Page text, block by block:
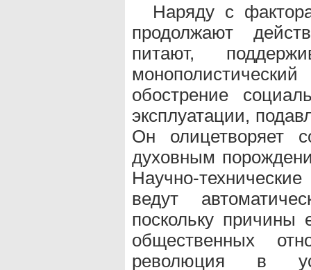
Наряду с
продолжают
питают,
обострение
эксплуатации,
Он олицетворяет
духовным
Научно-
ведут
поскольку причины
общественных
революция в